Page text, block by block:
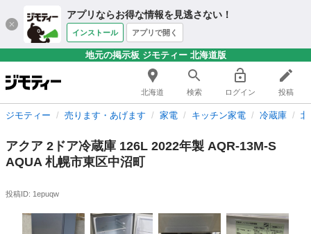
アプリならお得な情報を見逃さない！
インストール アプリで開く
地元の掲示板 ジモティー 北海道版
北海道 検索 ログイン 投稿
ジモティー 売ります・あげます 家電 キッチン家電 冷蔵庫
アクア 2ドア冷蔵庫 126L 2022年製 AQR-13M-S
AQUA 札幌市東区中沼町
投稿ID: 1epuqw